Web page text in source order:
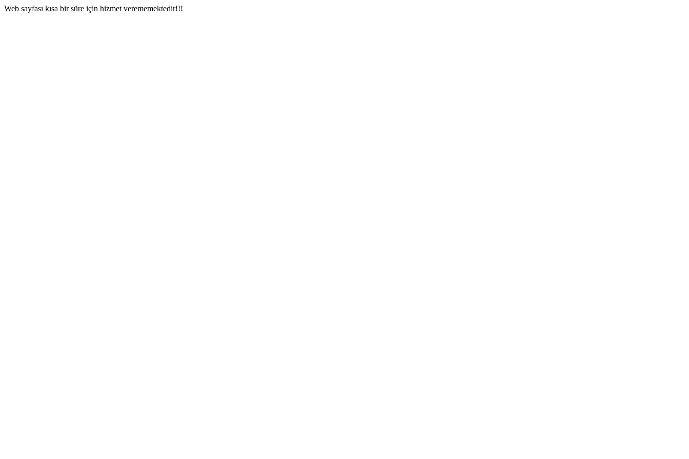
Web sayfası kısa bir süre için hizmet verememektedir!!!